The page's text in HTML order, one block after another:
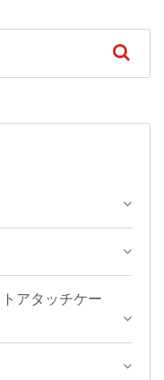
アタッチケー